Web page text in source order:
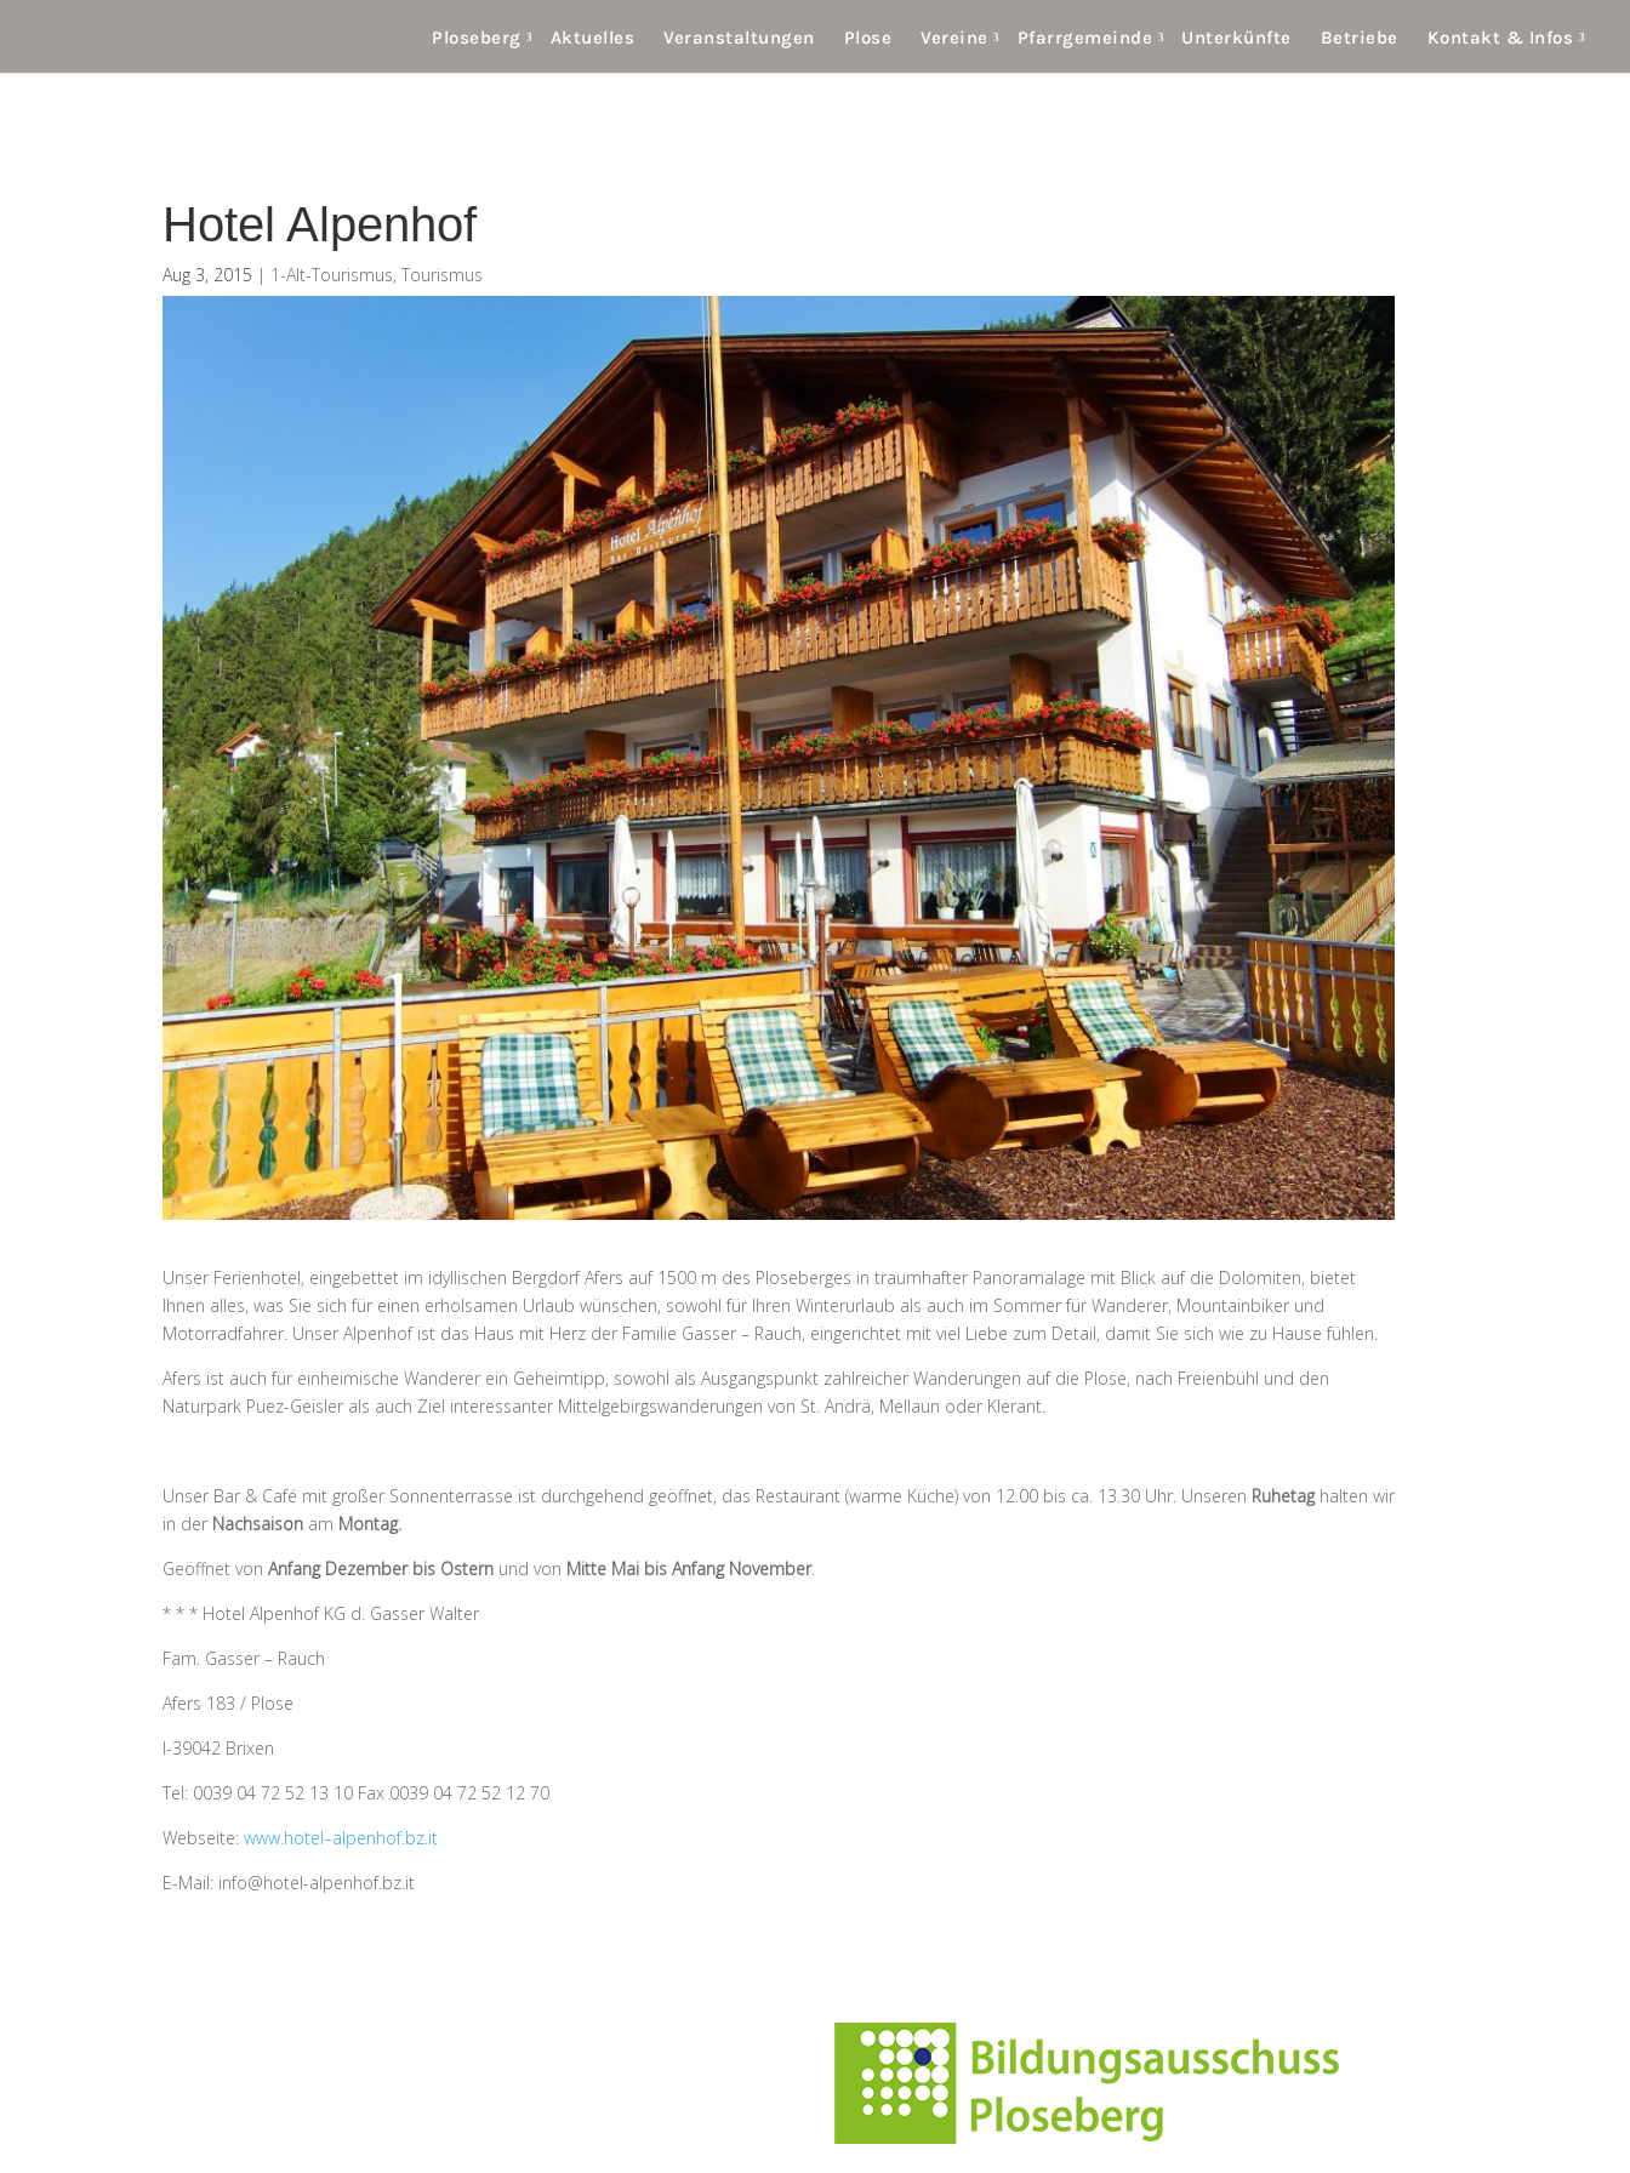
Ploseberg Aktuelles Veranstaltungen Plose Vereine Pfarrgemeinde Unterkünfte Betriebe Kontakt & Infos
Hotel Alpenhof
Aug 3, 2015 | 1-Alt-Tourismus,Tourismus
Unser Ferienhotel, eingebettet im idyllischen Bergdorf Afers auf 1500 m des Ploseberges in traumhafter Panoramalage mit Blick auf die Dolomiten, bietet
Ihnen alles, was Sie sich für einen erholsamen Urlaub wünschen, sowohl für Ihren Winterurlaub als auch im Sommer für Wanderer, Mountainbiker und
Motorradfahrer. Unser Alpenhof ist das Haus mit Herz der Familie Gasser – Rauch, eingerichtet mit viel Liebe zum Detail, damit Sie sich wie zu Hause fühlen.
Afers ist auch für einheimische Wanderer ein Geheimtipp, sowohl als Ausgangspunkt zahlreicher Wanderungen auf die Plose, nach Freienbühl und den
Naturpark Puez-Geisler als auch Ziel interessanter Mittelgebirgswanderungen von St. Andrä, Mellaun oder Klerant.
Unser Bar & Café mit großer Sonnenterrasse ist durchgehend geöffnet, das Restaurant (warme Küche) von 12.00 bis ca. 13.30 Uhr. Unseren Ruhetaghalten wir
in der Nachsaison am Montag.
Geöffnet vonAnfang Dezember bis Ostern und von Mitte Mai bis Anfang November.
* * * Hotel Alpenhof KG d. Gasser Walter
Fam. Gasser – Rauch
Afers 183 / Plose
I-39042 Brixen
Tel: 0039 04 72 52 13 10 Fax 0039 04 72 52 12 70
Webseite:www.hotel–alpenhof.bz.it
E-Mail: info@hotel-alpenhof.bz.it